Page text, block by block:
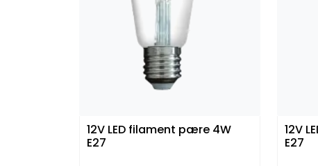
12V LED filament pære 4W
E27
12V
E27